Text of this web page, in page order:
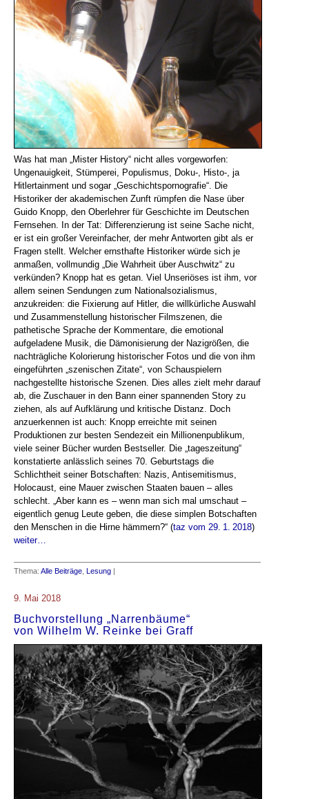
Was hat man „Mister History“ nicht alles vorgeworfen:
Ungenauigkeit, Stümperei, Populismus, Doku-, Histo-, ja
Hitlertainment und sogar „Geschichtspornografie“. Die
Historiker der akademischen Zunft rümpfen die Nase über
Guido Knopp, den Oberlehrer für Geschichte im Deutschen
Fernsehen. In der Tat: Differenzierung ist seine Sache nicht,
er ist ein großer Vereinfacher, der mehr Antworten gibt als er
Fragen stellt. Welcher ernsthafte Historiker würde sich je
anmaßen, vollmundig „Die Wahrheit über Auschwitz“ zu
verkünden? Knopp hat es getan. Viel Unseriöses ist ihm, vor
allem seinen Sendungen zum Nationalsozialismus,
anzukreiden: die Fixierung auf Hitler, die willkürliche Auswahl
und Zusammenstellung historischer Filmszenen, die
pathetische Sprache der Kommentare, die emotional
aufgeladene Musik, die Dämonisierung der Nazigrößen, die
nachträgliche Kolorierung historischer Fotos und die von ihm
eingeführten „szenischen Zitate“, von Schauspielern
nachgestellte historische Szenen. Dies alles zielt mehr darauf
ab, die Zuschauer in den Bann einer spannenden Story zu
ziehen, als auf Aufklärung und kritische Distanz. Doch
anzuerkennen ist auch: Knopp erreichte mit seinen
Produktionen zur besten Sendezeit ein Millionenpublikum,
viele seiner Bücher wurden Bestseller. Die „tageszeitung“
konstatierte anlässlich seines 70. Geburtstags die
Schlichtheit seiner Botschaften: Nazis, Antisemi­tismus,
Holocaust, eine Mauer zwischen Staaten bauen – alles
schlecht. „Aber kann es – wenn man sich mal umschaut –
eigentlich genug Leute geben, die diese simplen Botschaften
den Menschen in die Hirne hämmern?“ (taz vom 29. 1. 2018)
weiter…
Thema: Alle Beiträge, Lesung
9. Mai 2018
Buchvorstellung „Narrenbäume“
von Wilhelm W. Reinke bei Graff